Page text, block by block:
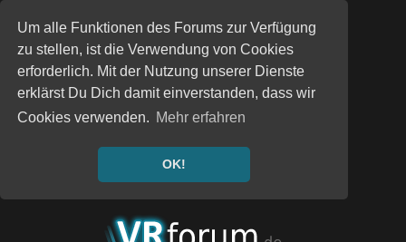
Um alle Funktionen des Forums zur Verfügung
zu stellen, ist die Verwendung von Cookies
erforderlich. Mit der Nutzung unserer Dienste
erklärst Du Dich damit einverstanden, dass wir
Cookies verwenden. Mehr erfahren
OK!